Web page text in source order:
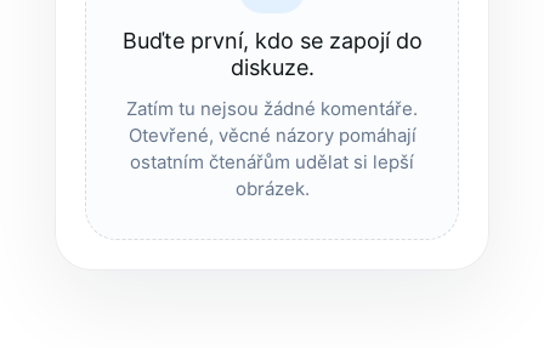
Buďte první, kdo se zapojí do
diskuze.
Zatím tu nejsou žádné komentáře.
Otevřené, věcné názory pomáhají
ostatním čtenářům udělat si lepší
obrázek.